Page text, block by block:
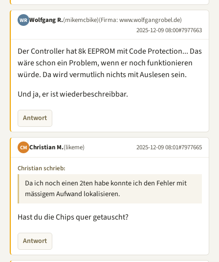
WR Wolfgang R.(mikemcbike)(Firma: www.wolfgangrobel.de)
2025-12-09 08:00#7977663
Der Controller hat 8k EEPROM mit Code Protection... Das
wäre schon ein Problem, wenn er noch funktionieren
würde. Da wird vermutlich nichts mit Auslesen sein.
Und ja, er ist wiederbeschreibbar.
Antwort
CM Christian M.(likeme) 2025-12-09 08:01#7977665
Christian schrieb:
Da ich noch einen 2ten habe konnte ich den Fehler mit
mässigem Aufwand lokalisieren.
Hast du die Chips quer getauscht?
Antwort